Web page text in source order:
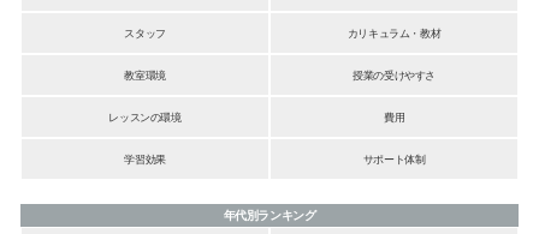
スタッフ カリキュラム・教材
教室環境 授業の受けやすさ
レッスンの環境 費用
学習効果 サポート体制
年代別ランキング